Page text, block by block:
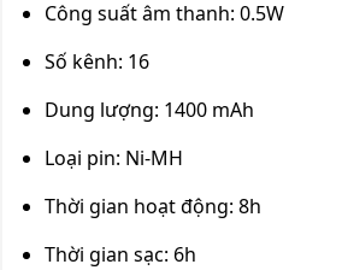
Công suất âm thanh: 0.5W
Số kênh: 16
Dung lượng: 1400 mAh
Loại pin: Ni-MH
Thời gian hoạt động: 8h
Thời gian sạc: 6h